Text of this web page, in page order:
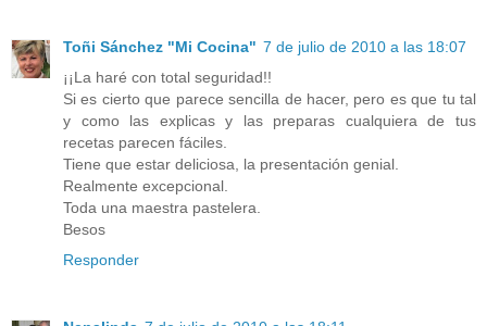
Toñi Sánchez "Mi Cocina" 7 de julio de 2010 a las 18:07
¡¡La haré con total seguridad!!
Si es cierto que parece sencilla de hacer, pero es que tu tal
y como las explicas y las preparas cualquiera de tus
recetas parecen fáciles.
Tiene que estar deliciosa, la presentación genial.
Realmente excepcional.
Toda una maestra pastelera.
Besos
Responder